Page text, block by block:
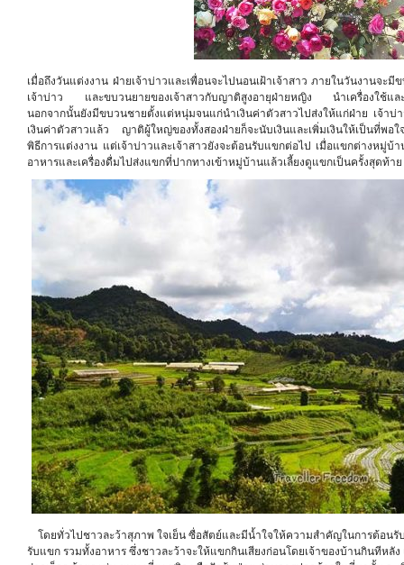
เมื่อถึงวันแต่งงาน ฝ่ายเจ้าบ่าวและเพื่อนจะไปนอนเฝ้าเจ้าสาว ภายในวันงานจะมี
เจ้าบ่าว และขบวนยายของเจ้าสาวกับญาติสูงอายุฝ่ายหญิง นำเครื่องใช้และเ
นอกจากนั้นยังมีขบวนชายตั้งแต่หนุ่มจนแก่นำเงินค่าตัวสาวไปส่งให้แก่ฝ่าย เจ้าบ่
เงินค่าตัวสาวแล้ว ญาติผู้ใหญ่ของทั้งสองฝ่ายก็จะนับเงินและเพิ่มเงินให้เป็นที่พ
พิธีการแต่งงาน แต่เจ้าบ่าวและเจ้าสาวยังจะต้อนรับแขกต่อไป เมื่อแขกต่างหมู่บ้า
อาหารและเครื่องดื่มไปส่งแขกที่ปากทางเข้าหมู่บ้านแล้วเลี้ยงดูแขกเป็นครั้งสุดท้าย
โดยทั่วไปชาวละว้าสุภาพ ใจเย็น ซื่อสัตย์และมีน้ำใจให้ความสำคัญในการต้อนรั
รับแขก รวมทั้งอาหาร ซึ่งชาวละว้าจะให้แขกกินเสียงก่อนโดยเจ้าของบ้านกินทีหลั